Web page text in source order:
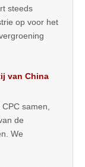
steeds
op voor het
van China
samen,
de
We